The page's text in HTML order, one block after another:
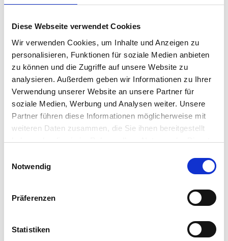
Diese Webseite verwendet Cookies
Wir verwenden Cookies, um Inhalte und Anzeigen zu
personalisieren, Funktionen für soziale Medien anbieten
zu können und die Zugriffe auf unsere Website zu
analysieren. Außerdem geben wir Informationen zu Ihrer
Verwendung unserer Website an unsere Partner für
soziale Medien, Werbung und Analysen weiter. Unsere
Partner führen diese Informationen möglicherweise mit
weiteren Daten zusammen, die Sie ihnen bereitgestellt
haben oder die sie im Rahmen Ihrer Nutzung der Dienste
Cookies, wenn Sie unsere Webseite weiterhin nutzen.
Notwendig
Präferenzen
Statistiken
Außerdem haben wir uns vergrößert: Wir haben neue Räume
im Erdgeschoss dazu bekommen. Unser „Consensa Lab“ ist
noch im werden, aber im Sommer werden wir schon ein
gutes Stück weiter sein!
All das möchten wir am liebsten mit Euch feiern und Euch
sehr herzlich einladen:
zu guten Gesprächen, Getränken, Musik, Snacks, Kickern,
Kalender.
Freitag, den
Mit freundlichem Gruß